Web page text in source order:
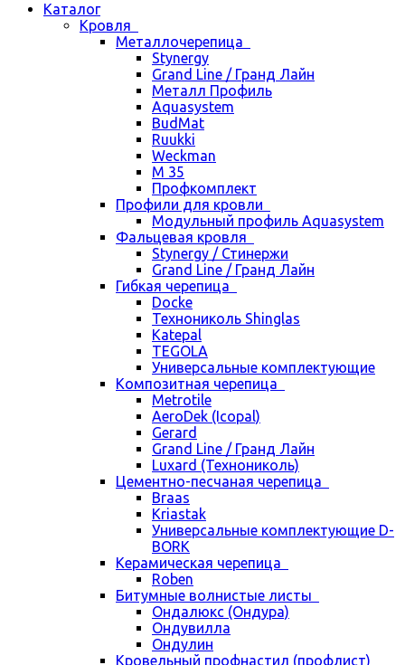
Каталог
Кровля
Металлочерепица
Stynergy
Grand Line / Гранд Лайн
Металл Профиль
Aquasystem
BudMat
Ruukki
Weckman
М 35
Профкомплект
Профили для кровли
Модульный профиль Aquasystem
Фальцевая кровля
Stynergy / Стинержи
Grand Line / Гранд Лайн
Гибкая черепица
Docke
Технониколь Shinglas
Katepal
TEGOLA
Универсальные комплектующие
Композитная черепица
Metrotile
AeroDek (Icopal)
Gerard
Grand Line / Гранд Лайн
Luxard (Технониколь)
Цементно-песчаная черепица
Braas
Kriastak
Универсальные комплектующие D-
BORK
Керамическая черепица
Roben
Битумные волнистые листы
Ондалюкс (Ондура)
Ондувилла
Ондулин
Кровельный профнастил (профлист)